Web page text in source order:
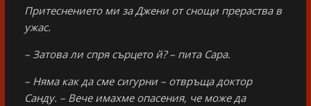
Притеснението ми за Джени от снощи прераства в
ужас.
– Затова ли спря сърцето й? – пита Сара.
– Няма как да сме сигурни – отвръща доктор
Санду. – Вече имахме опасения, че може да